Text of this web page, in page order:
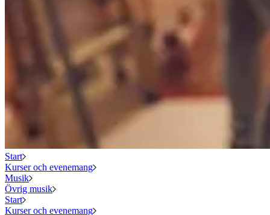
Start
Kurser och evenemang
Musik
Övrig musik
Start
Kurser och evenemang